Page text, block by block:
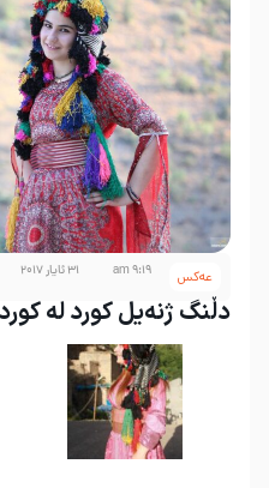
عه‌کس 9:19 am 31 ئایار 2017
دڵنگ ژنەیل کورد لە